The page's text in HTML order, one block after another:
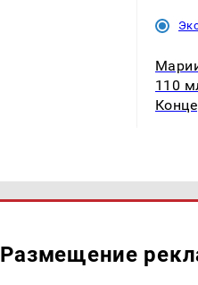
110
Размещение